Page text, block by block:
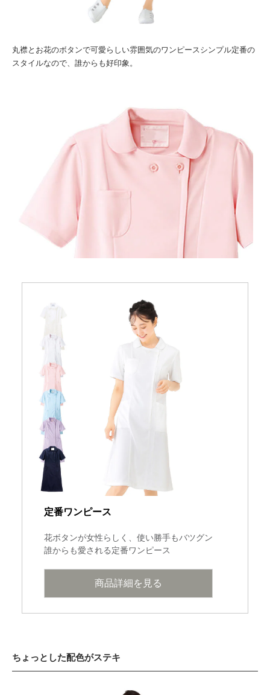
丸襟とお花のボタンで可愛らしい雰囲気のワンピース シンプル定番の
スタイルなので、誰からも好印象。
定番ワンピース
花ボタンが女性らしく、使い勝手もバツグン
誰からも愛される定番ワンピース
商品詳細を見る
ちょっとした配色がステキ